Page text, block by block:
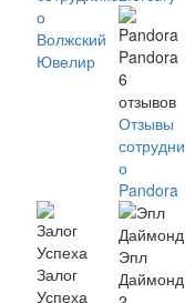
о
Волжский
Ювелир
Pandora
6
отзывов
Отзывы
о
Pandora
Залог
Успеха
Эпл
Даймонд